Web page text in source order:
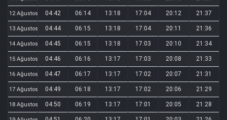
12 Ağustos 04:42 06:14 13:18 17:04 20:12 21:37
13 Ağustos 04:44 06:15 13:18 17:04 20:11 21:36
14 Ağustos 04:45 06:15 13:18 17:03 20:10 21:34
15 Ağustos 04:46 06:16 13:17 17:03 20:08 21:33
16 Ağustos 04:47 06:17 13:17 17:02 20:07 21:31
17 Ağustos 04:49 06:18 13:17 17:02 20:06 21:29
18 Ağustos 04:50 06:19 13:17 17:01 20:05 21:28